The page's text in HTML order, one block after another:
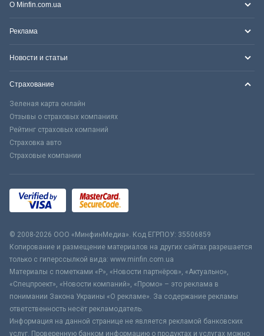
О Minfin.com.ua
Реклама
Новости и статьи
Страхование
Зеленая карта онлайн
Отзывы о страховых компаниях
Рейтинг страховых компаний
Страховка авто
Страховые компании
© 2008-2026 ООО «МинфинМедиа». Код ЕГРПОУ: 35506859
Копирование и размещение материалов на других сайтах разрешается
только с гиперссылкой вида: www.minfin.com.ua
Материалы с пометками «Р», «Новости партнёров», «Актуально»,
«Спецпроект», «Новости компаний», «Промо» – это реклама в
понимании Закона Украины «О рекламе». За содержание рекламы
ответственность несёт рекламодатель.
Информация на данной странице не является рекламой банковских
услуг. Проверенную банком информацию о продуктах и услугах можно